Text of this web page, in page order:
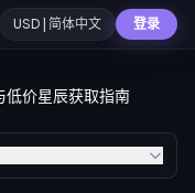
USD | 简体中文 登录
低价星辰获取指南